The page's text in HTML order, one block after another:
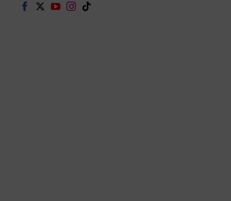
Seguir en Facebook
Seguir en Twitter
Seguir en Youtube
Seguir en Instagram